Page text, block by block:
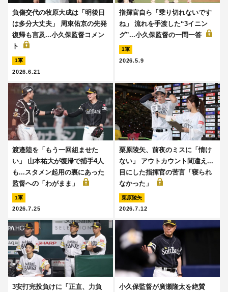
負傷交代の牧原大成は「明後日
は多分大丈夫」 周東佑京の先発
復帰も言及...小久保監督コメン
ト
1軍
2026.6.21
指揮官自ら「乗り切れないです
ね」 流れを手渡した“3イニン
グ”...小久保監督の一問一答
1軍
2026.5.9
渡邉陸を「もう一回組ませた
い」 山本祐大が復帰で捕手4人
も...スタメン起用の裏にあった
監督への「わがまま」
1軍
2026.7.25
栗原陵矢、前夜のミスに「情け
ない」 アウトカウント間違え...
目にした指揮官の苦言「寝られ
なかった」
栗原陵矢
2026.7.12
3安打完投負けに「正直、力負
小久保監督が廣瀬隆太を絶賛